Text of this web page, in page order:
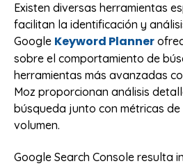
Existen diversas herramientas
facilitan la identificación y
Google Keyword Planner
sobre el comportamiento de
herramientas más avanzadas
Moz proporcionan análisis
búsqueda junto con métricas
volumen.
Google Search Console resulta